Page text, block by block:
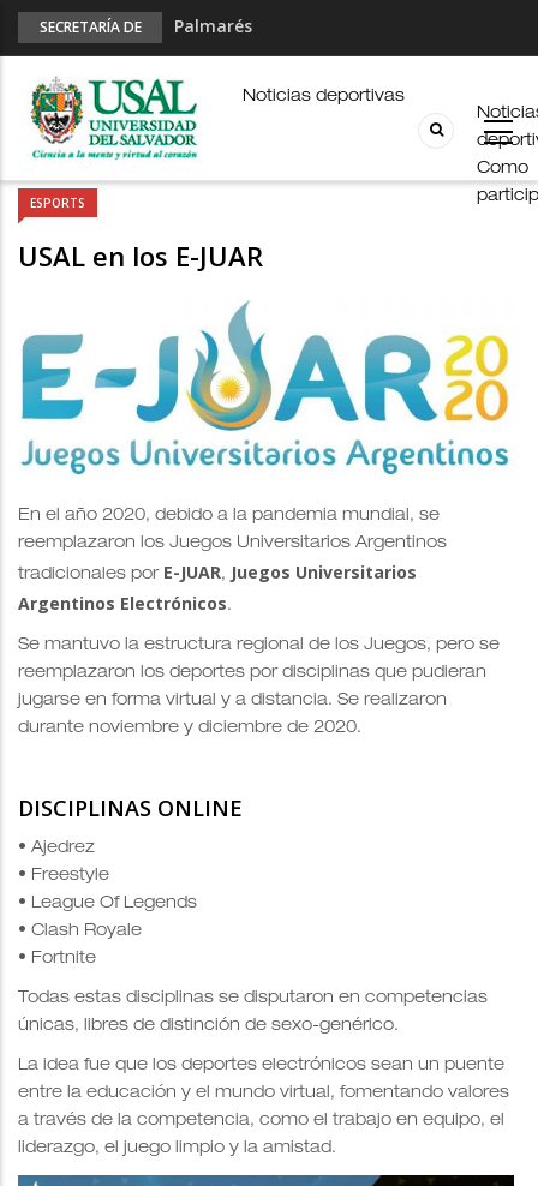
SECRETARÍA DE
Palmarés
Esports en pandemia
USAL en los E-JUAR
JUAR
Fútbol Online
Como
Noticias deportivas
ESPORTS
USAL en los E-JUAR
En el año 2020, debido a la pandemia mundial, se
reemplazaron los Juegos Universitarios Argentinos
tradicionales por E-JUAR, Juegos Universitarios
Argentinos Electrónicos.
Se mantuvo la estructura regional de los Juegos, pero se
reemplazaron los deportes por disciplinas que pudieran
jugarse en forma virtual y a distancia. Se realizaron
durante noviembre y diciembre de 2020.
DISCIPLINAS ONLINE
• Ajedrez
• Freestyle
• League Of Legends
• Clash Royale
• Fortnite
Todas estas disciplinas se disputaron en competencias
únicas, libres de distinción de sexo-genérico.
La idea fue que los deportes electrónicos sean un puente
entre la educación y el mundo virtual, fomentando valores
a través de la competencia, como el trabajo en equipo, el
liderazgo, el juego limpio y la amistad.